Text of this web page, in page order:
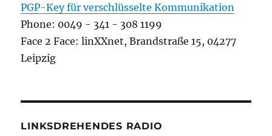
PGP-Key für verschlüsselte Kommunikation
Phone: 0049 - 341 - 308 1199
Face 2 Face: linXXnet, Brandstraße 15, 04277
Leipzig
LINKSDREHENDES RADIO